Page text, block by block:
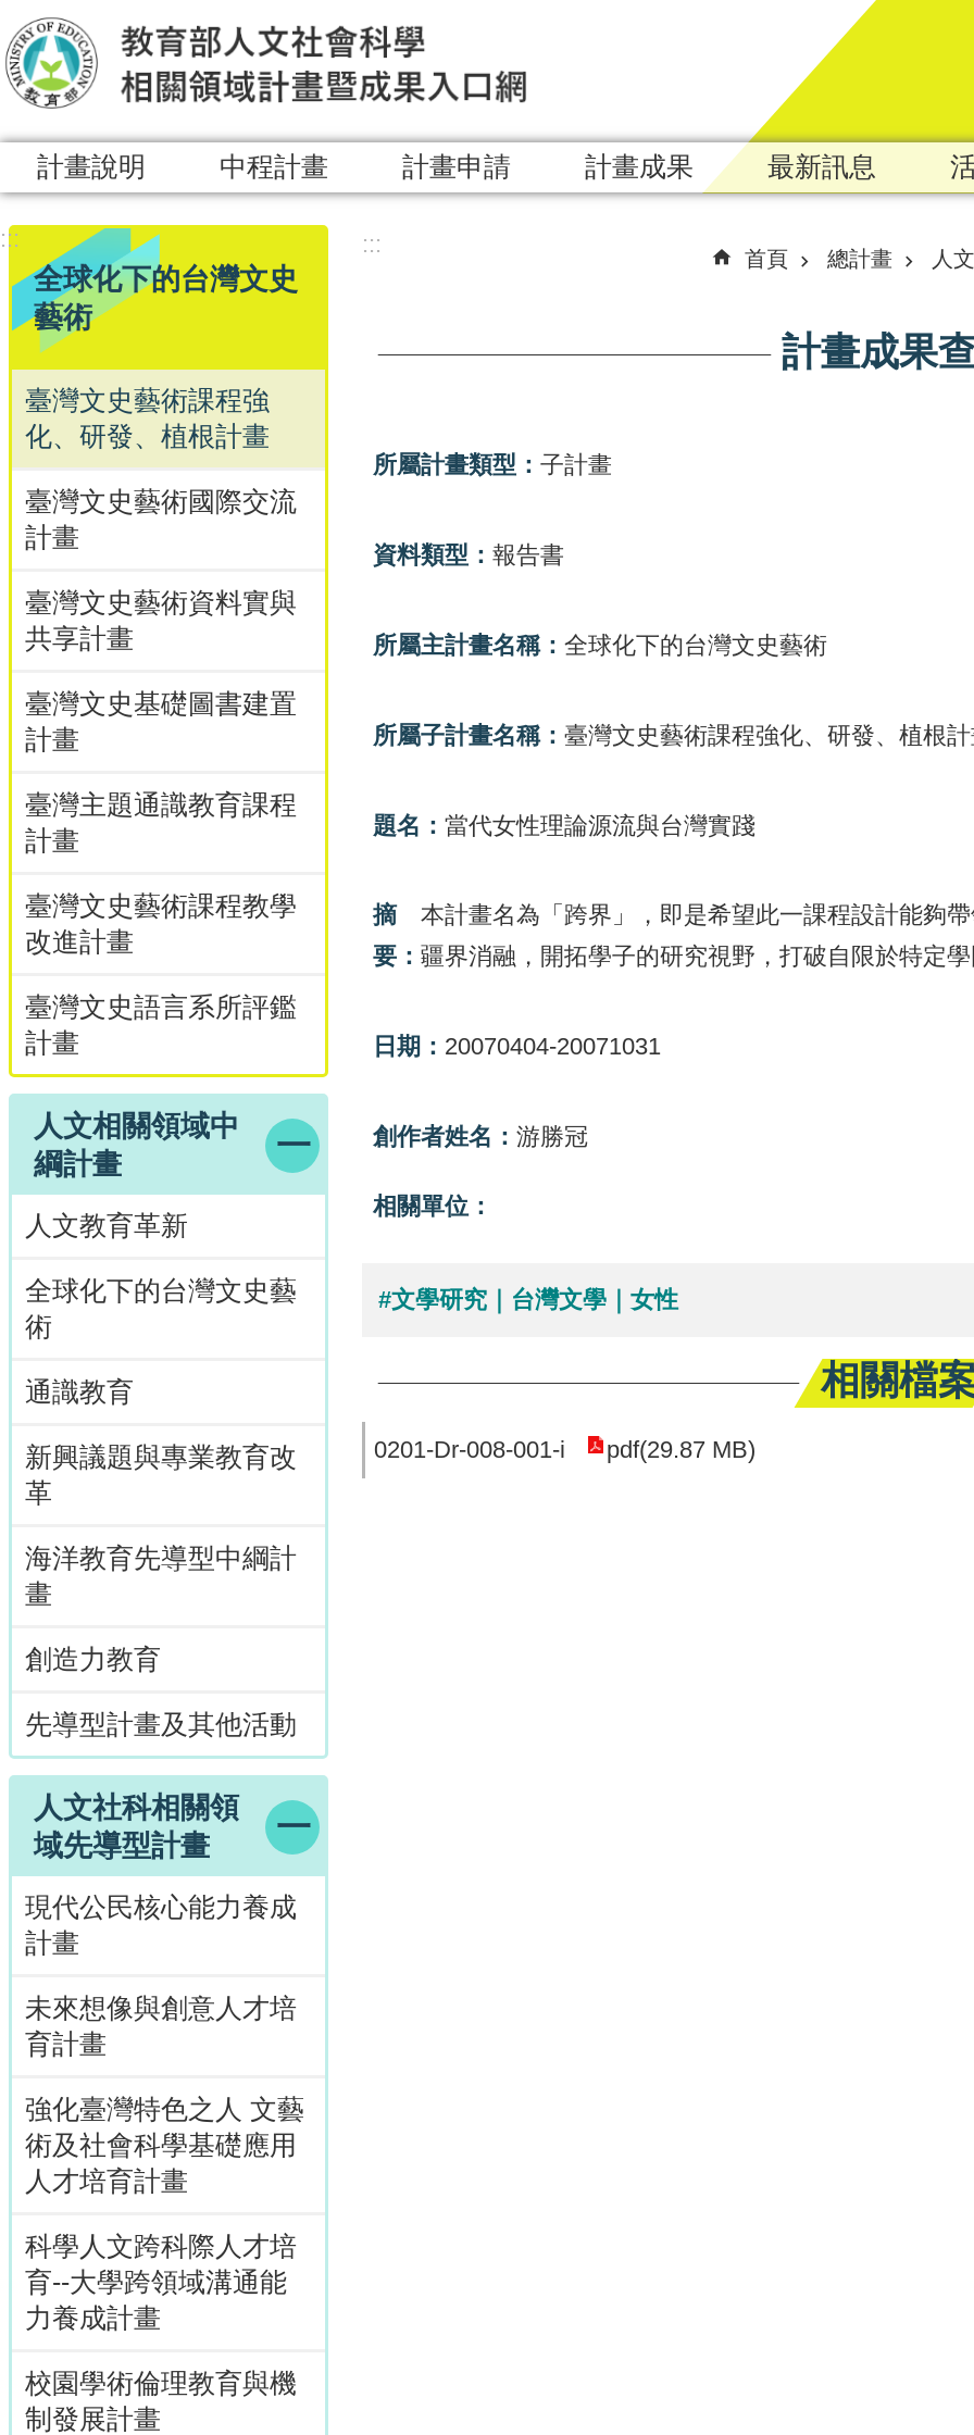
跳到主要內容區塊
計畫說明 中程計畫 計畫申請 計畫成果 最新訊息
:::
全球化下的台灣文史
藝術
臺灣文史藝術課程強
化、研發、植根計畫
臺灣文史藝術國際交流
計畫
臺灣文史藝術資料實與
共享計畫
臺灣文史基礎圖書建置
計畫
臺灣主題通識教育課程
計畫
臺灣文史藝術課程教學
改進計畫
臺灣文史語言系所評鑑
計畫
人文相關領域中
綱計畫
人文教育革新
全球化下的台灣文史藝
術
通識教育
新興議題與專業教育改
革
海洋教育先導型中綱計
畫
創造力教育
先導型計畫及其他活動
人文社科相關領
域先導型計畫
現代公民核心能力養成
計畫
未來想像與創意人才培
育計畫
強化臺灣特色之人 文藝
術及社會科學基礎應用
人才培育計畫
科學人文跨科際人才培
育--大學跨領域溝通能
力養成計畫
校園學術倫理教育與機
制發展計畫
:::
首頁 總計畫 人
計畫成果
所屬計畫類型： 子計畫
資料類型： 報告書
所屬主計畫名稱： 全球化下的台灣文史藝術
所屬子計畫名稱： 臺灣文史藝術課程強化、研發、植根
題名： 當代女性理論源流與台灣實踐
摘
要：
本計畫名為「跨界」，即是希望此一課程設計能夠
疆界消融，開拓學子的研究視野，打破自限於特定
日期： 20070404-20071031
創作者姓名： 游勝冠
相關單位：
#文學研究｜台灣文學｜女性
相關檔
0201-Dr-008-001-i pdf(29.87 MB)